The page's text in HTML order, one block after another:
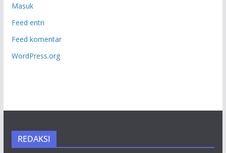
Masuk
Feed entri
Feed komentar
WordPress.org
REDAKSI